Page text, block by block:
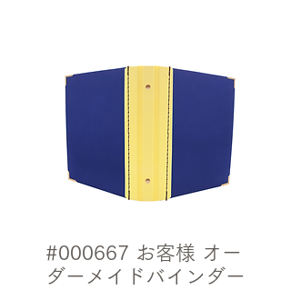
#000667 お客様 オー
ダーメイドバインダー